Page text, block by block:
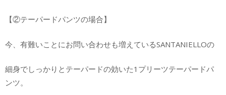
【②テーパードパンツの場合】
今、有難いことにお問い合わせも増えているSANTANIELLOの
細身でしっかりとテーパードの効いた1プリーツテーパードパ
ンツ。